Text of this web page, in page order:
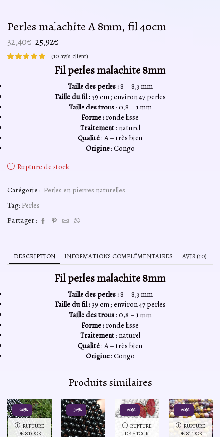
Perles malachite A 8mm, fil 40cm
32,40€ Le
prix
initial
25,92€
prix
actuel
est :
25,92€.
(10 avis client)
Fil perles malachite 8mm
Taille des perles :8 – 8,3 mm
Taille du fil :39 cm ; environ 47 perles
Taille des trous: 0,8 – 1 mm
Forme : ronde lisse
Traitement: naturel
Qualité: A – très bien
Origine: Congo
Rupture de stock
Catégorie : Perles en pierres naturelles
Tag: Perles
Partager :
DESCRIPTION INFORMATIONS COMPLÉMENTAIRES AVIS (10)
Fil perles malachite 8mm
Taille des perles :8 – 8,3 mm
Taille du fil :39 cm ; environ 47 perles
Taille des trous: 0,8 – 1 mm
Forme : ronde lisse
Traitement: naturel
Qualité: A – très bien
Origine: Congo
Produits similaires
RUPTURE
DE STOCK
-20% -32%
RUPTURE
DE STOCK
-20%
RUPTURE
DE STOCK
-20%